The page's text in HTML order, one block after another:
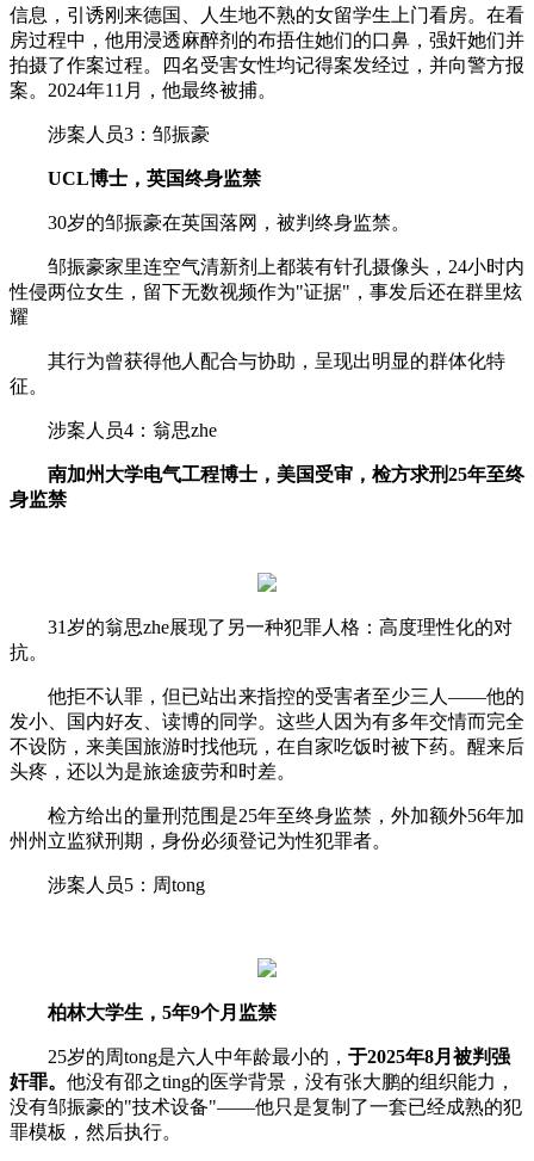
信息，引诱刚来德国、人生地不熟的女留学生上门看房。在看
房过程中，他用浸透麻醉剂的布捂住她们的口鼻，强奸她们并
拍摄了作案过程。四名受害女性均记得案发经过，并向警方报
案。2024年11月，他最终被捕。
涉案人员3：邹振豪
UCL博士，英国终身监禁
30岁的邹振豪在英国落网，被判终身监禁。
邹振豪家里连空气清新剂上都装有针孔摄像头，24小时内
性侵两位女生，留下无数视频作为"证据"，事发后还在群里炫
耀
其行为曾获得他人配合与协助，呈现出明显的群体化特
征。
涉案人员4：翁思zhe
南加州大学电气工程博士，美国受审，检方求刑25年至终
身监禁
31岁的翁思zhe展现了另一种犯罪人格：高度理性化的对
抗。
他拒不认罪，但已站出来指控的受害者至少三人——他的
发小、国内好友、读博的同学。这些人因为有多年交情而完全
不设防，来美国旅游时找他玩，在自家吃饭时被下药。醒来后
头疼，还以为是旅途疲劳和时差。
检方给出的量刑范围是25年至终身监禁，外加额外56年加
州州立监狱刑期，身份必须登记为性犯罪者。
涉案人员5：周tong
柏林大学生，5年9个月监禁
25岁的周tong是六人中年龄最小的， 于2025年8月被判强
奸罪。 他没有邵之ting的医学背景，没有张大鹏的组织能力，
没有邹振豪的"技术设备"——他只是复制了一套已经成熟的犯
罪模板，然后执行。